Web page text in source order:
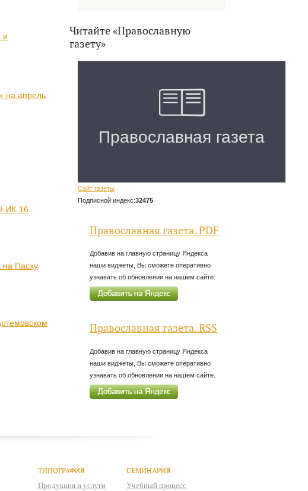
и
на апрель
ИК-16
на Пасху
Читайте «Православную
газету»
Сайт газеты
Подписной индекс:32475
Православная газета. PDF
Добавив на главную страницу Яндекса
наши виджеты, Вы сможете оперативно
узнавать об обновлении на нашем сайте.
Православная газета. RSS
Добавив на главную страницу Яндекса
наши виджеты, Вы сможете оперативно
узнавать об обновлении на нашем сайте.
ТИПОГРАФИЯ
Продукция и услуги
СЕМИНАРИЯ
Учебный процесс